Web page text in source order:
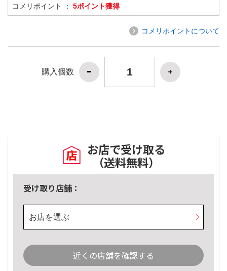
コメリポイント ： 5ポイント獲得
コメリポイントについて
購入個数
お店で受け取る
（送料無料）
受け取り店舗：
お店を選ぶ
近くの店舗を確認する